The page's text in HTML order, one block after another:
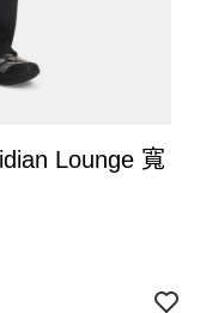
Lounge 寬